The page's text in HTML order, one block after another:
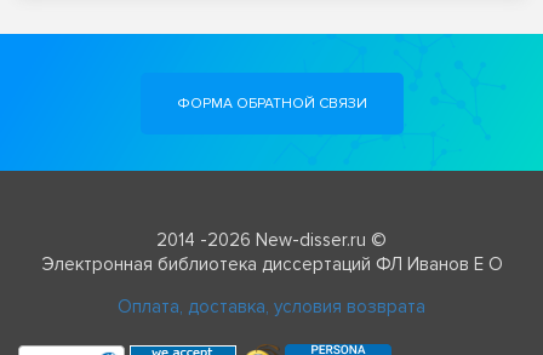
ФОРМА ОБРАТНОЙ СВЯЗИ
2014 -2026 New-disser.ru ©
Электронная библиотека диссертаций ФЛ Иванов Е О
Оплата, доставка, условия возврата